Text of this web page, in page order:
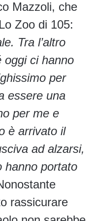
Mazzoli, che
Zoo di 105:
Tra l’altro
oggi ci hanno
per
essere una
per me e
è arrivato il
ad alzarsi,
hanno portato
rassicurare